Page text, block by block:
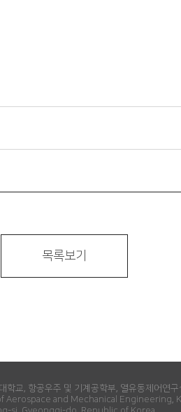
목록보기
학교, 항공우주 및 기계공학부, 열유동제어연
Aerospace and Mechanical Engineering,